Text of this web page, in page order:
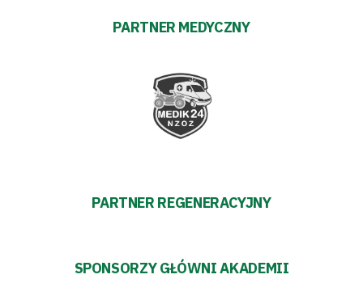
transakcyjnychPARTNER MEDYCZNY
PARTNER REGENERACYJNY
SPONSORZY GŁÓWNI AKADEMII